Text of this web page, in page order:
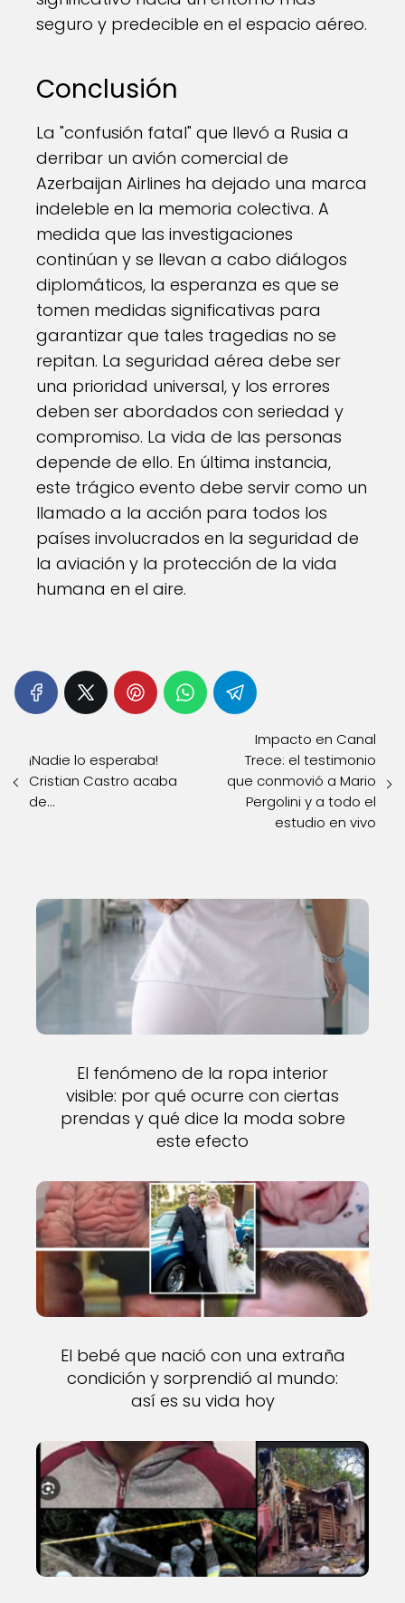
seguro y predecible en el espacio aéreo.
Conclusión
La "confusión fatal" que llevó a Rusia a
derribar un avión comercial de
Azerbaijan Airlines ha dejado una marca
indeleble en la memoria colectiva. A
medida que las investigaciones
continúan y se llevan a cabo diálogos
diplomáticos, la esperanza es que se
tomen medidas significativas para
garantizar que tales tragedias no se
repitan. La seguridad aérea debe ser
una prioridad universal, y los errores
deben ser abordados con seriedad y
compromiso. La vida de las personas
depende de ello. En última instancia,
este trágico evento debe servir como un
llamado a la acción para todos los
países involucrados en la seguridad de
la aviación y la protección de la vida
humana en el aire.
¡Nadie lo esperaba!
Cristian Castro acaba
de…
Impacto en Canal
Trece: el testimonio
que conmovió a Mario
Pergolini y a todo el
estudio en vivo
El fenómeno de la ropa interior
visible: por qué ocurre con ciertas
prendas y qué dice la moda sobre
este efecto
El bebé que nació con una extraña
condición y sorprendió al mundo:
así es su vida hoy